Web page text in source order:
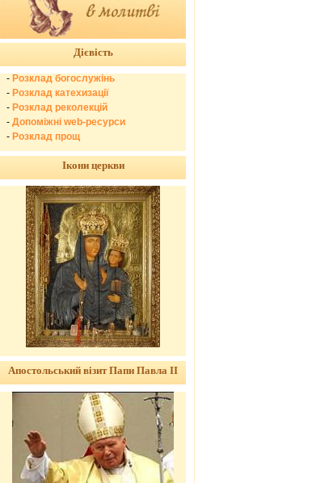
Дієвість
- Розклад богослужінь
- Розклад катехизації
- Розклад реколекцій
- Допоміжні web-ресурси
- Розклад прощ
Ікони церкви
Апостольський візит Папи Павла ІІ